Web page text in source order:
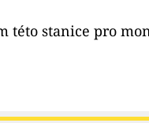
této stanice pro